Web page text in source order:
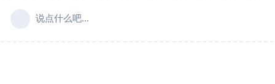
说点什么吧...